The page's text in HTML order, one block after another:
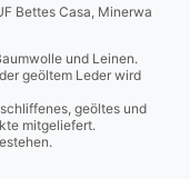
Bettes Casa, Minerwa
und Leinen.
geöltem Leder wird
geöltes und
mitgeliefert.